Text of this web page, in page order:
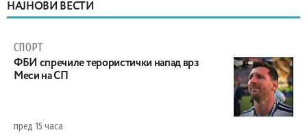
НАЈНОВИ ВЕСТИ
СПОРТ
ФБИ спречиле терористички напад врз
Меси на СП
пред 15 часа